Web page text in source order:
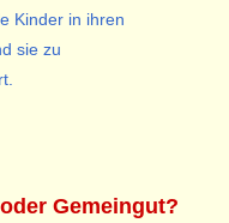
Kinder in ihren
sie zu
Gemeingut?